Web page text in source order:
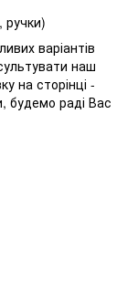
ручки)
варіантів
наш
на сторінці -
будемо раді Вас